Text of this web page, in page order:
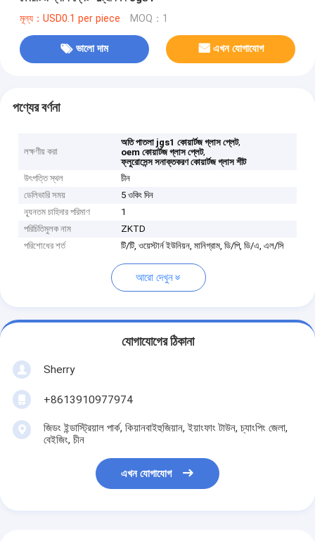
মূল্য：USD0.1 per piece MOQ：1
ভালো দাম এখন যোগাযোগ
পণ্যের বর্ণনা
লক্ষণীয় করা
অতি পাতলা jgs1 কোয়ার্টজ গ্লাস প্লেট,
oem কোয়ার্টজ গ্লাস প্লেট,
ফ্লুরোসেন্স সনাক্তকরণ কোয়ার্টজ গ্লাস শীট
উৎপত্তি স্থল
চীন
ডেলিভারি সময়
5 ওকিং দিন
ন্যূনতম চাহিদার পরিমাণ
1
পরিচিতিমুলক নাম
ZKTD
পরিশোধের শর্ত
টি/টি, ওয়েস্টার্ন ইউনিয়ন, মানিগ্রাম, ডি/পি, ডি/এ, এল/সি
আরো দেখুন
যোগাযোগের ঠিকানা
Sherry
+8613910977974
জিডং ইন্ডাস্ট্রিয়াল পার্ক, কিয়ানবাইহুজিয়ান, ইয়াংফাং টাউন, চ্যাংপিং জেলা,
বেইজিং, চীন
এখন যোগাযোগ